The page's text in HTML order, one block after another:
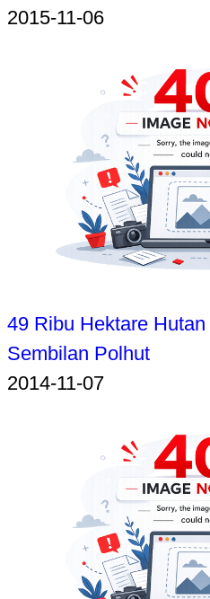
2015-11-06
49 Ribu Hektare
Sembilan Polhut
2014-11-07